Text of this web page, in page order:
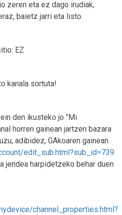
zeren eta ez dago irudiak,
baietz jarri eta listo.
EZ
kanala sortuta!
den ikusteko jo "Mi
horren gainean jartzen bazara
adibidez, GAkoaren gainean
edit_sub.html?sub_id=739
jendea harpidetzeko behar duen
channel_properties.html?